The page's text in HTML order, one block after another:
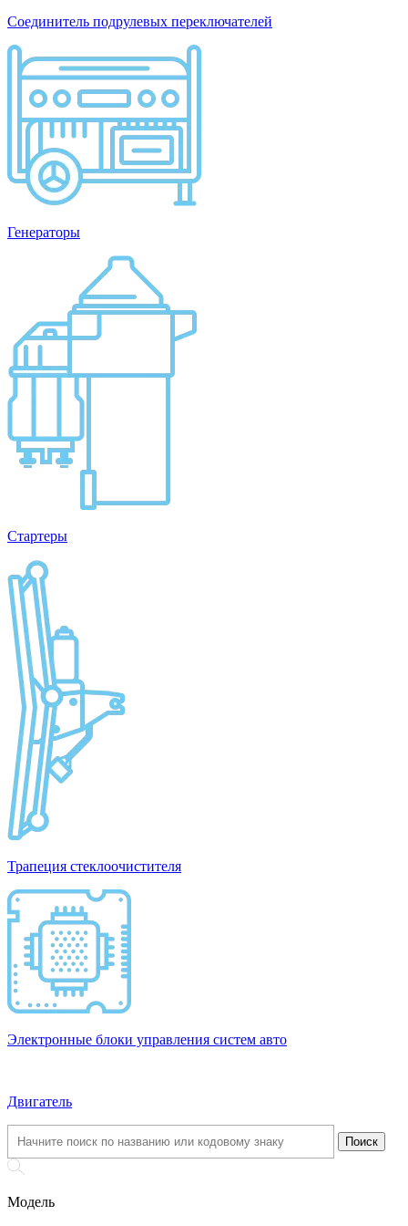
Соединитель подрулевых переключателей
Генераторы
Стартеры
Трапеция стеклоочистителя
Электронные блоки управления систем авто
Двигатель
Модель